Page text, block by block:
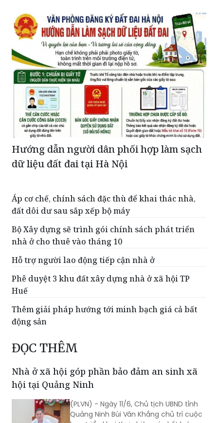
Hướng dẫn người dân phối hợp làm sạch
dữ liệu đất đai tại Hà Nội
Áp cơ chế, chính sách đặc thù để khai thác nhà,
đất dôi dư sau sắp xếp bộ máy
Bộ Xây dựng sẽ trình gói chính sách phát triển
nhà ở cho thuê vào tháng 10
Hỗ trợ người lao động tiếp cận nhà ở
Phê duyệt 3 khu đất xây dựng nhà ở xã hội TP
Huế
Thêm giải pháp hướng tới minh bạch giá cả bất
động sản
ĐỌC THÊM
Nhà ở xã hội góp phần bảo đảm an sinh xã
hội tại Quảng Ninh
(PLVN) - Ngày 11/6, Chủ tịch UBND tỉnh
Quảng Ninh Bùi Văn Khắng chủ trì cuộc